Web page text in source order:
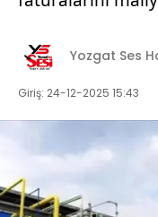
Yozgat Ses
Giriş: 24-12-2025 15:43